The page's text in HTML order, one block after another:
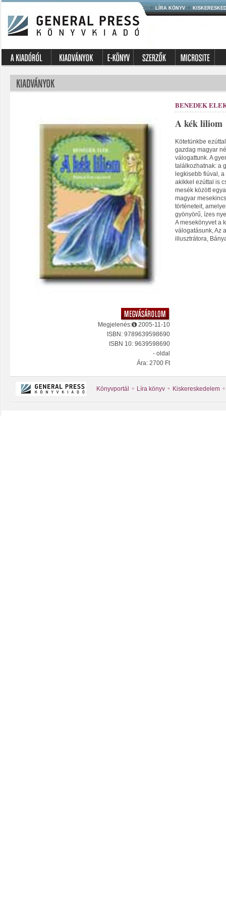
LÍRA KÖNYV
Megjelenés:
2005-11-10
ISBN: 9789639598690
ISBN 10: 9639598690
- oldal
Ára: 2700 Ft
BENEDEK
A kék liliom
Kötetünkbe
gazdag magyar
válogattunk. A
találkozhatnak: a
legkisebb fiúval,
akikkel ezúttal is
mesék között
magyar
történeteit,
gyönyörű, ízes
A mesekönyvet a
válogatásunk, Az
illusztrátora,
Könyvportál Líra könyv Kiskereskedelem